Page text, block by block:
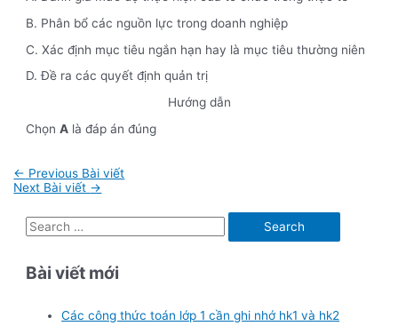
B. Phân bổ các nguồn lực trong doanh nghiệp
C. Xác định mục tiêu ngắn hạn hay là mục tiêu thường niên
D. Đề ra các quyết định quản trị
Hướng dẫn
ChọnA là đáp án đúng
Điều
hướng
viết
← Previous Bài viết
Next Bài viết →
S
a
Bài viết mới
Các công thức toán lớp 1 cần ghi nhớ hk1 và hk2